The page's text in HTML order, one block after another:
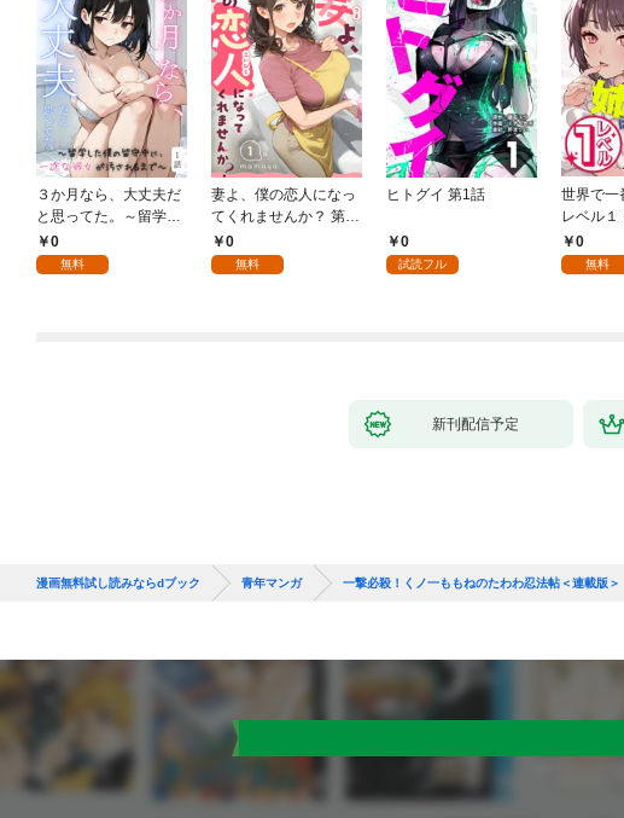
３か月なら、大丈夫だ
と思ってた。～留学し
た僕の留守中に、一途
な彼女が汚されるまで
0
無料
妻よ、僕の恋人になっ
てくれませんか？ 第1
話0
無料
ヒトグイ 第1話
0
試読フル
世界で一
レベル１
0
無料
新刊配信予定
漫画無料試し読みならdブック 青年マンガ 一撃必殺！くノ一ももねのたわわ忍法帖＜連載版＞